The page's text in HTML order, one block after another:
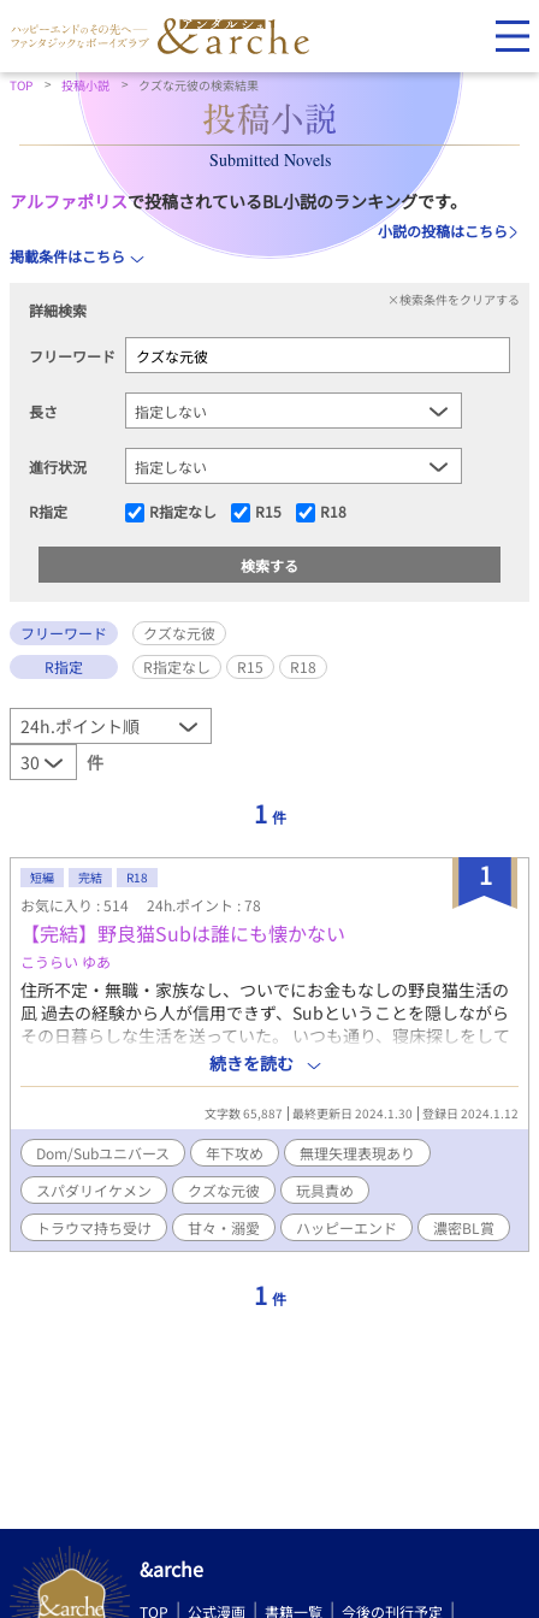
TOP 投稿小説 クズな元彼の検索結果
Submitted Novels
アルファポリスで投稿されているBL小説のランキングです。
小説の投稿はこちら
掲載条件はこちら
詳細検索
×検索条件をクリアする
フリーワード
長さ
進行状況
R指定 R指定なし R15 R18
フリーワード
クズな元彼
R指定
R指定なし R15 R18
件
1 件
1
短編 完結 R18
お気に入り : 514 24h.ポイント : 78
【完結】野良猫Subは誰にも懐かない
こうらい ゆあ
住所不定・無職・家族なし、ついでにお金もなしの野良猫生活の
凪 過去の経験から人が信用できず、Subということを隠しながら
その日暮らしな生活を送っていた。 いつも通り、寝床探しをして
いた凪の前に、見知らぬ青年があらわれる 一晩の寝床だと思って
いたはずが、彼は避け続けていたDomで… タイトルに＊の入って
いる分はエロシーン有です。 過去編だとレイプなどもありますの
で、苦手な方はご注意ください。
続きを読む
文字数 65,887 最終更新日 2024.1.30 登録日 2024.1.12
Dom/Subユニバース 年下攻め
無理矢理表現あり
スパダリイケメン
クズな元彼
玩具責め
トラウマ持ち受け
甘々・溺愛 ハッピーエンド 濃密BL賞
1 件
&arche
TOP 公式漫画 書籍一覧 今後の刊行予定